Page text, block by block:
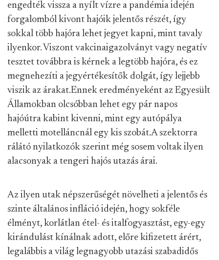
engedték vissza a nyílt vízre a pandémia idején
forgalomból kivont hajóik jelentős részét, így
sokkal több hajóra lehet jegyet kapni, mint tavaly
ilyenkor. Viszont vakcinaigazolványt vagy negatív
tesztet továbbra is kérnek a legtöbb hajóra, és ez
megnehezíti a jegyértékesítők dolgát, így lejjebb
viszik az árakat.Ennek eredményeként az Egyesült
Államokban olcsóbban lehet egy pár napos
hajóútra kabint kivenni, mint egy autópálya
melletti motelláncnál egy kis szobát.A szektorra
rálátó nyilatkozók szerint még sosem voltak ilyen
alacsonyak a tengeri hajós utazás árai.
Az ilyen utak népszerűségét növelheti a jelentős és
szinte általános infláció idején, hogy sokféle
élményt, korlátlan étel- és italfogyasztást, egy-egy
kirándulást kínálnak adott, előre kifizetett árért,
legalábbis a világ legnagyobb utazási szabadidős